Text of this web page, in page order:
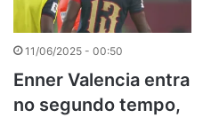
11/06/2025 - 00:50
Enner Valencia entra
no segundo tempo,